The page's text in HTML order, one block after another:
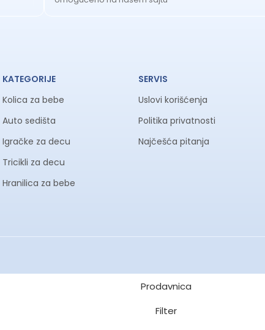
KATEGORIJE
Kolica za bebe
Auto sedišta
Igračke za decu
Tricikli za decu
Hranilica za bebe
SERVIS
Uslovi korišćenja
Politika privatnosti
Najčešća pitanja
Prodavnica
Filter